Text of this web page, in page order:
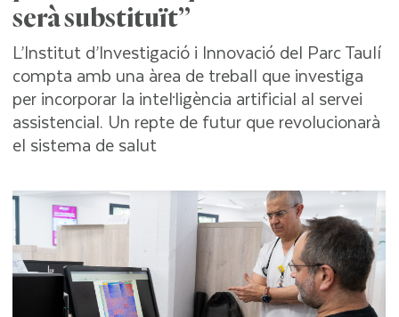
serà substituït”
L’Institut d’Investigació i Innovació del Parc Taulí
compta amb una àrea de treball que investiga
per incorporar la intel·ligència artificial al servei
assistencial. Un repte de futur que revolucionarà
el sistema de salut